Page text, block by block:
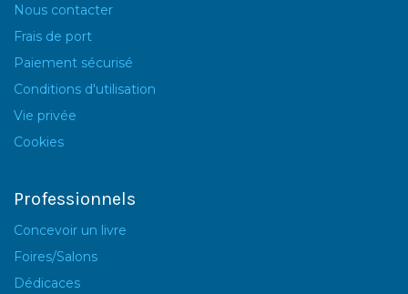
Nous contacter
Frais de port
Paiement sécurisé
Conditions d'utilisation
Vie privée
Cookies
Professionnels
Concevoir un livre
Foires/Salons
Dédicaces